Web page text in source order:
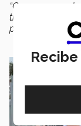
“Que no sea
transitar, sino
para convivir y